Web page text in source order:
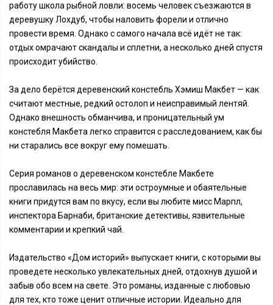
работу школа рыбной ловли: восемь человек съезжаются в
деревушку Лохдуб, чтобы наловить форели и отлично
провести время. Однако с самого начала всё идёт не так:
отдых омрачают скандалы и сплетни, а несколько дней спустя
происходит убийство.
За дело берётся деревенский констебль Хэмиш Макбет — как
считают местные, редкий остолоп и неисправимый лентяй.
Однако внешность обманчива, и проницательный ум
констебля Макбета легко справится с расследованием, как бы
ни старались все вокруг ему помешать.
Серия романов о деревенском констебле Макбете
прославилась на весь мир: эти остроумные и обаятельные
книги придутся вам по вкусу, если вы любите мисс Марпл,
инспектора Барнаби, британские детективы, язвительные
комментарии и крепкий чай.
Издательство «Дом историй» выпускает книги, с которыми вы
проведете несколько увлекательных дней, отдохнув душой и
забыв обо всем на свете. Это романы, изданные с любовью
для тех, кто тоже ценит отличные истории. Идеально для